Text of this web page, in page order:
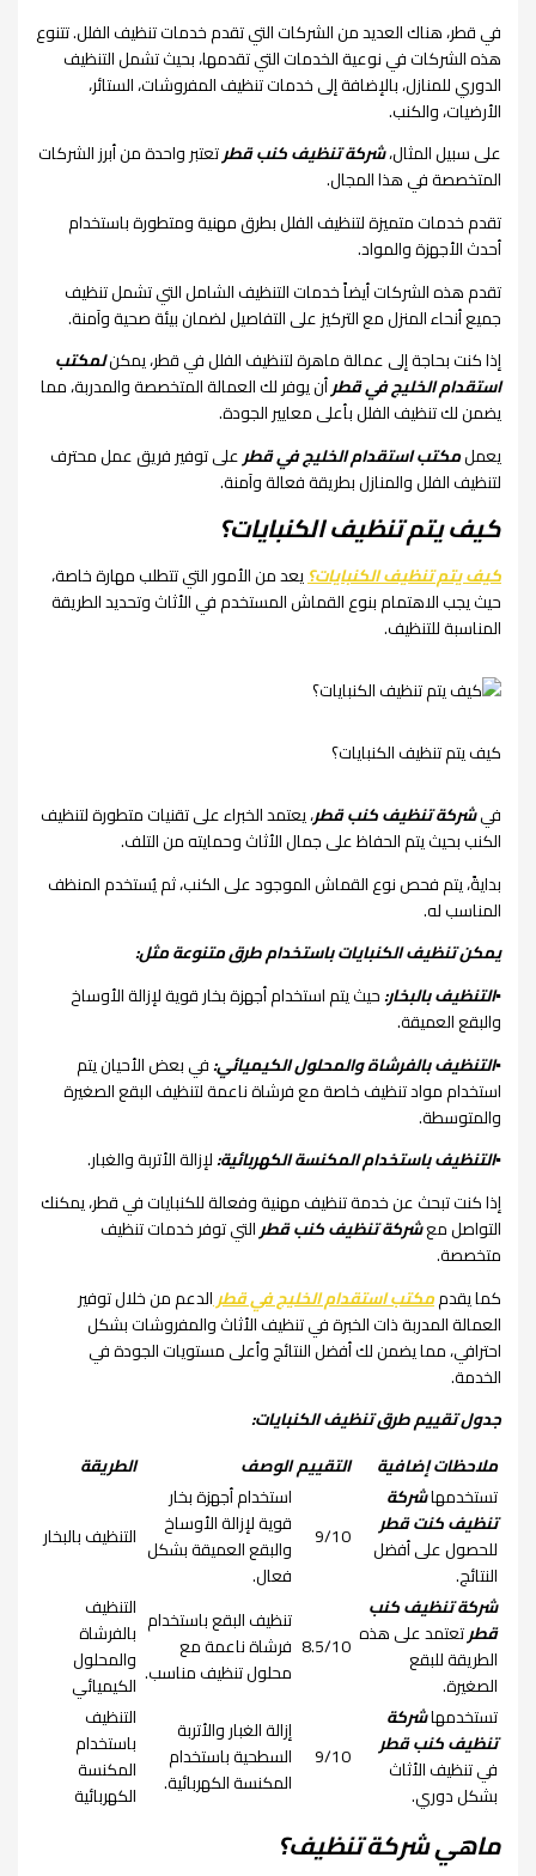
في قطر، هناك العديد من الشركات التي تقدم خدمات تنظيف الفلل. تتنوع
هذه الشركات في نوعية الخدمات التي تقدمها، بحيث تشمل التنظيف
الدوري للمنازل، بالإضافة إلى خدمات تنظيف المفروشات، الستائر،
الأرضيات، والكنب.
على سبيل المثال،شركة تنظيف كنب قطرتعتبر واحدة من أبرز الشركات
المتخصصة في هذا المجال.
تقدم خدمات متميزة لتنظيف الفلل بطرق مهنية ومتطورة باستخدام
أحدث الأجهزة والمواد.
تقدم هذه الشركات أيضاً خدمات التنظيف الشامل التي تشمل تنظيف
جميع أنحاء المنزل مع التركيز على التفاصيل لضمان بيئة صحية وآمنة.
إذا كنت بحاجة إلى عمالة ماهرة لتنظيف الفلل في قطر، يمكنلمكتب
استقدام الخليج في قطرأن يوفر لك العمالة المتخصصة والمدربة، مما
يضمن لك تنظيف الفلل بأعلى معايير الجودة.
يعملمكتب استقدام الخليج في قطرعلى توفير فريق عمل محترف
لتنظيف الفلل والمنازل بطريقة فعالة وآمنة.
كيف يتم تنظيف الكنبايات؟
كيف يتم تنظيف الكنبايات؟يعد من الأمور التي تتطلب مهارة خاصة،
حيث يجب الاهتمام بنوع القماش المستخدم في الأثاث وتحديد الطريقة
المناسبة للتنظيف.
كيف يتم تنظيف الكنبايات؟
فيشركة تنظيف كنب قطر، يعتمد الخبراء على تقنيات متطورة لتنظيف
الكنب بحيث يتم الحفاظ على جمال الأثاث وحمايته من التلف.
بدايةً، يتم فحص نوع القماش الموجود على الكنب، ثم يُستخدم المنظف
المناسب له.
يمكن تنظيف الكنبايات باستخدام طرق متنوعة مثل:
▪︎التنظيف بالبخار:حيث يتم استخدام أجهزة بخار قوية لإزالة الأوساخ
والبقع العميقة.
▪︎التنظيف بالفرشاة والمحلول الكيميائي:في بعض الأحيان يتم
استخدام مواد تنظيف خاصة مع فرشاة ناعمة لتنظيف البقع الصغيرة
والمتوسطة.
▪︎التنظيف باستخدام المكنسة الكهربائية:لإزالة الأتربة والغبار.
إذا كنت تبحث عن خدمة تنظيف مهنية وفعالة للكنبايات في قطر، يمكنك
التواصل معشركة تنظيف كنب قطرالتي توفر خدمات تنظيف
متخصصة.
كما يقدممكتب استقدام الخليج في قطرالدعم من خلال توفير
العمالة المدربة ذات الخبرة في تنظيف الأثاث والمفروشات بشكل
احترافي، مما يضمن لك أفضل النتائج وأعلى مستويات الجودة في
الخدمة.
جدول تقييم طرق تنظيف الكنبايات:
ملاحظات إضافية
التقييمالوصف
الطريقة
تستخدمهاشركة
تنظيف كنت قطر
للحصول على أفضل
النتائج.
9/10
استخدام أجهزة بخار
قوية لإزالة الأوساخ
والبقع العميقة بشكل
فعال.
التنظيف بالبخار
شركة تنظيف كنب
قطرتعتمد على هذه
الطريقة للبقع
الصغيرة.
8.5/10
تنظيف البقع باستخدام
فرشاة ناعمة مع
محلول تنظيف مناسب.
التنظيف
بالفرشاة
والمحلول
الكيميائي
تستخدمهاشركة
تنظيف كنب قطر
في تنظيف الأثاث
بشكل دوري.
9/10
إزالة الغبار والأتربة
السطحية باستخدام
المكنسة الكهربائية.
التنظيف
باستخدام
المكنسة
الكهربائية
ماهي شركة تنظيف؟